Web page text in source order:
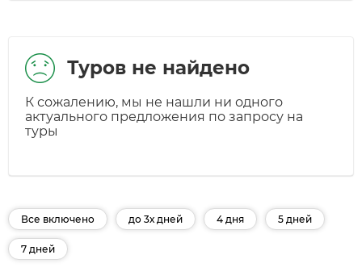
Туров не найдено
К сожалению, мы не нашли ни одного
актуального предложения по запросу на
туры
Все включено до 3х дней 4 дня 5 дней
7 дней